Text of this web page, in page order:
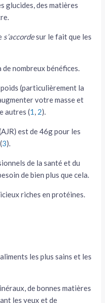
glucides, des matières
s’accordesur le fait que les
nombreux bénéfices.
(particulièrement la
votre masse et
autres (1, 2).
est de 46g pour les
3).
de la santé et du
de bien plus que cela.
riches en protéines.
les plus sains et les
de bonnes matières
les yeux et de